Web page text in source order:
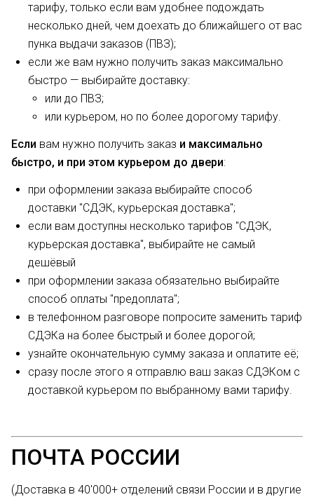
тарифу, только если вам удобнее подождать
несколько дней, чем доехать до ближайшего от вас
пунка выдачи заказов (ПВЗ);
если же вам нужно получить заказ максимально
быстро — выбирайте доставку:
или до ПВЗ;
или курьером, но по более дорогому тарифу.
Если вам нужно получить заказ и максимально
быстро, и при этом курьером до двери:
при оформлении заказа выбирайте способ
доставки "СДЭК, курьерская доставка";
если вам доступны несколько тарифов "СДЭК,
курьерская доставка", выбирайте не самый
дешёвый
при оформлении заказа обязательно выбирайте
способ оплаты "предоплата";
в телефонном разговоре попросите заменить тариф
СДЭКа на более быстрый и более дорогой;
узнайте окончательную сумму заказа и оплатите её;
сразу после этого я отправлю ваш заказ СДЭКом с
доставкой курьером по выбранному вами тарифу.
ПОЧТА РОССИИ
(Доставка в 40'000+ отделений связи России и в другие